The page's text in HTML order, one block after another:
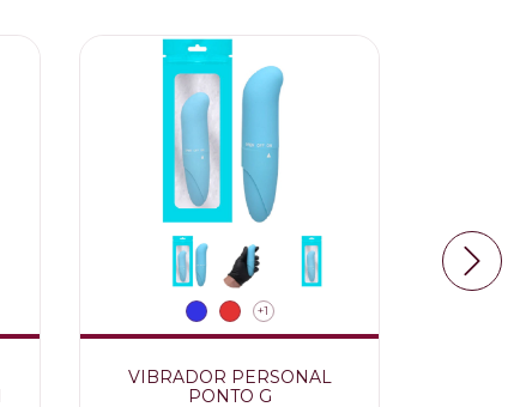
+1
VIBRADOR PERSONAL
PONTO G